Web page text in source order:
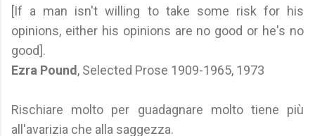
[If a man isn't willing to take some risk for his
opinions, either his opinions are no good or he's no
good].
Ezra Pound , Selected Prose 1909-1965, 1973
Rischiare molto per guadagnare molto tiene più
all'avarizia che alla saggezza.